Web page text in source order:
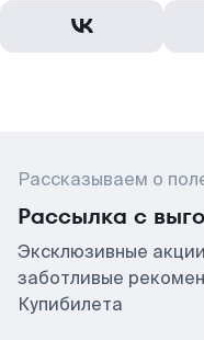
Рассказываем о
Рассылка с
Эксклюзивные
заботливые
Купибилета